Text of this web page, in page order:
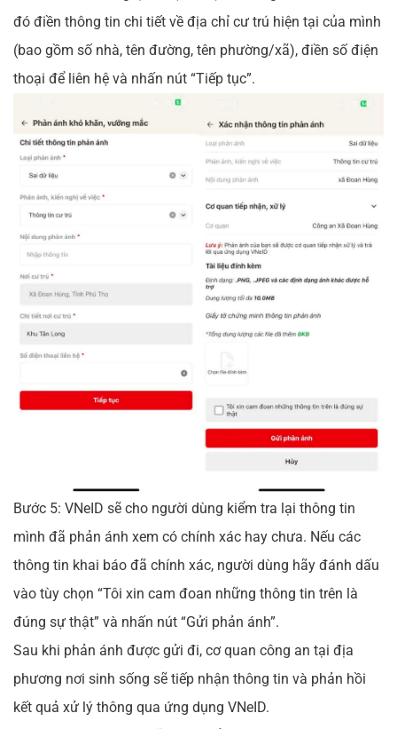
đó điền thông tin chi tiết về địa chỉ cư trú hiện tại của mình
(bao gồm số nhà, tên đường, tên phường/xã), điền số điện
thoại để liên hệ và nhấn nút “Tiếp tục”.
Bước 5: VNeID sẽ cho người dùng kiểm tra lại thông tin
mình đã phản ánh xem có chính xác hay chưa. Nếu các
thông tin khai báo đã chính xác, người dùng hãy đánh dấu
vào tùy chọn “Tôi xin cam đoan những thông tin trên là
đúng sự thật” và nhấn nút “Gửi phản ánh”.
Sau khi phản ánh được gửi đi, cơ quan công an tại địa
phương nơi sinh sống sẽ tiếp nhận thông tin và phản hồi
kết quả xử lý thông qua ứng dụng VNeID.